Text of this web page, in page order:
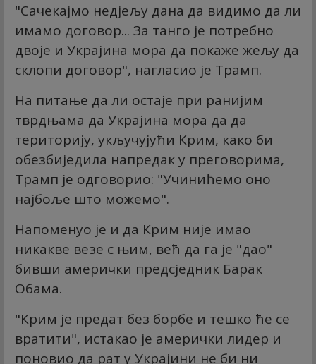
"Сачекајмо недјељу дана да видимо да ли
имамо договор... За танго је потребно
двоје и Украјина мора да покаже жељу да
склопи договор", нагласио је Трамп.
На питање да ли остаје при ранијим
тврдњама да Украјина мора да да
територију, укључујући Крим, како би
обезбиједила напредак у преговорима,
Трамп је одговорио: "Учинићемо оно
најбоље што можемо".
Напоменуо је и да Крим није имао
никакве везе с њим, већ да га је "дао"
бивши амерички предсједник Барак
Обама.
"Крим је предат без борбе и тешко ће се
вратити", истакао је амерички лидер и
поновио да рат у Украјини не би ни